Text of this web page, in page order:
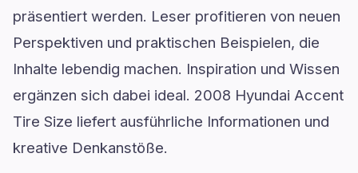
präsentiert werden. Leser profitieren von neuen
Perspektiven und praktischen Beispielen, die
Inhalte lebendig machen. Inspiration und Wissen
ergänzen sich dabei ideal. 2008 Hyundai Accent
Tire Size liefert ausführliche Informationen und
kreative Denkanstöße.